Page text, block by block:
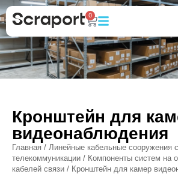
0
Кронштейн для
видеонаблюдения
Главная / Линейные кабельные сооружения
телекоммуникации / Компоненты систем на
кабелей связи / Кронштейн для камер